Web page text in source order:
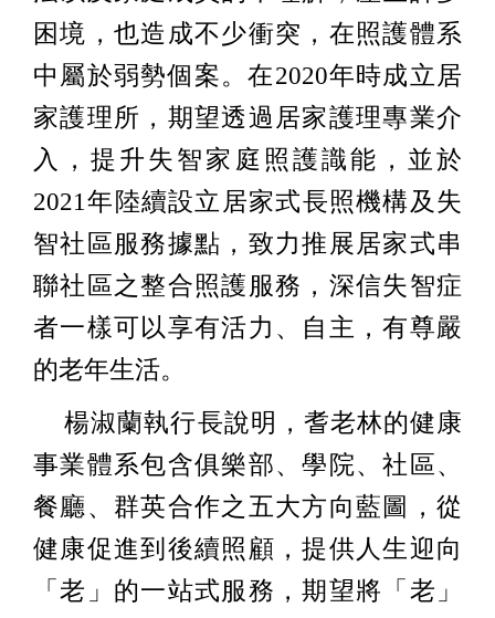
困境，也造成不少衝突，在照護體系
中屬於弱勢個案。在2020年時成立居
家護理所，期望透過居家護理專業介
入，提升失智家庭照護識能，並於
2021年陸續設立居家式長照機構及失
智社區服務據點，致力推展居家式串
聯社區之整合照護服務，深信失智症
者一樣可以享有活力、自主，有尊嚴
的老年生活。
楊淑蘭執行長說明，耆老林的健康
事業體系包含俱樂部、學院、社區、
餐廳、群英合作之五大方向藍圖，從
健康促進到後續照顧，提供人生迎向
「老」的一站式服務，期望將「老」